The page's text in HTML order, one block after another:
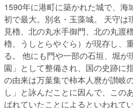
1590年に港町に築かれた城で、海
初で最大。別名・玉藻城。 天守は
見櫓、北の丸水手御門、北の丸渡
櫓、うしとらやぐら）が現存し、
る。 他にも門や一部の石垣、堀が
園」として整備され、国の史跡に
の由来は万葉集で柿本人麿が讃岐
し」と詠んだことに因んで、この
ばれていたことによるといわれて